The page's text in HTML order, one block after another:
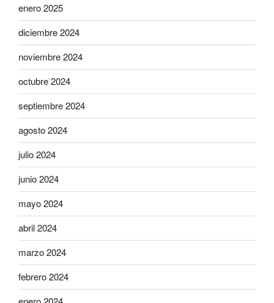
enero 2025
diciembre 2024
noviembre 2024
octubre 2024
septiembre 2024
agosto 2024
julio 2024
junio 2024
mayo 2024
abril 2024
marzo 2024
febrero 2024